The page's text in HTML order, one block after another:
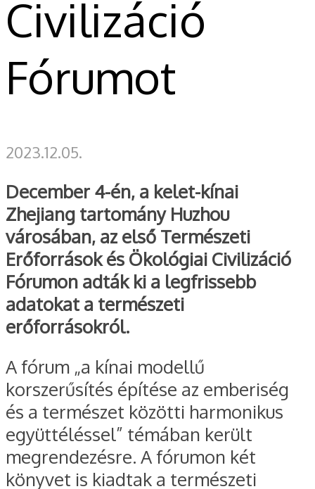
Civilizáció
Fórumot
2023.12.05.
December 4-én, a kelet-kínai
Zhejiang tartomány Huzhou
városában, az első Természeti
Erőforrások és Ökológiai Civilizáció
Fórumon adták ki a legfrissebb
adatokat a természeti
erőforrásokról.
A fórum „a kínai modellű
korszerűsítés építése az emberiség
és a természet közötti harmonikus
együttéléssel” témában került
megrendezésre. A fórumon két
könyvet is kiadtak a természeti